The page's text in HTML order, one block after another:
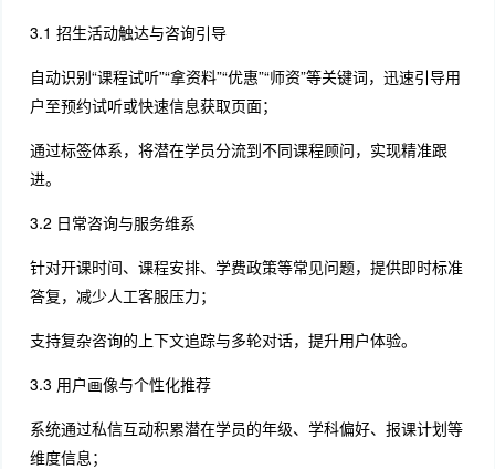
3.1 招生活动触达与咨询引导
自动识别“课程试听”“拿资料”“优惠”“师资”等关键词，迅速引导用
户至预约试听或快速信息获取页面；
通过标签体系，将潜在学员分流到不同课程顾问，实现精准跟
进。
3.2 日常咨询与服务维系
针对开课时间、课程安排、学费政策等常见问题，提供即时标准
答复，减少人工客服压力；
支持复杂咨询的上下文追踪与多轮对话，提升用户体验。
3.3 用户画像与个性化推荐
系统通过私信互动积累潜在学员的年级、学科偏好、报课计划等
维度信息；